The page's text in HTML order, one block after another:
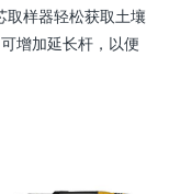
取样器轻松获取土壤
增加延长杆，以便